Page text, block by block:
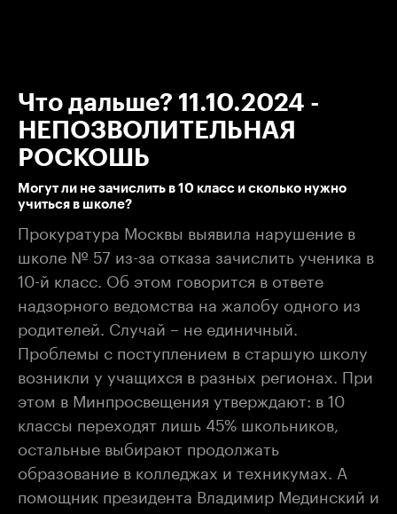
Что дальше? 11.10.2024 -
НЕПОЗВОЛИТЕЛЬНАЯ
РОСКОШЬ
Могут ли не зачислить в 10 класс и сколько нужно
учиться в школе?
Прокуратура Москвы выявила нарушение в
школе № 57 из-за отказа зачислить ученика в
10-й класс. Об этом говорится в ответе
надзорного ведомства на жалобу одного из
родителей. Случай – не единичный.
Проблемы с поступлением в старшую школу
возникли у учащихся в разных регионах. При
этом в Минпросвещения утверждают: в 10
классы переходят лишь 45% школьников,
остальные выбирают продолжать
образование в колледжах и техникумах. А
помощник президента Владимир Мединский и